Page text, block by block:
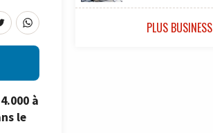
à
le
PLUS BUSINESS